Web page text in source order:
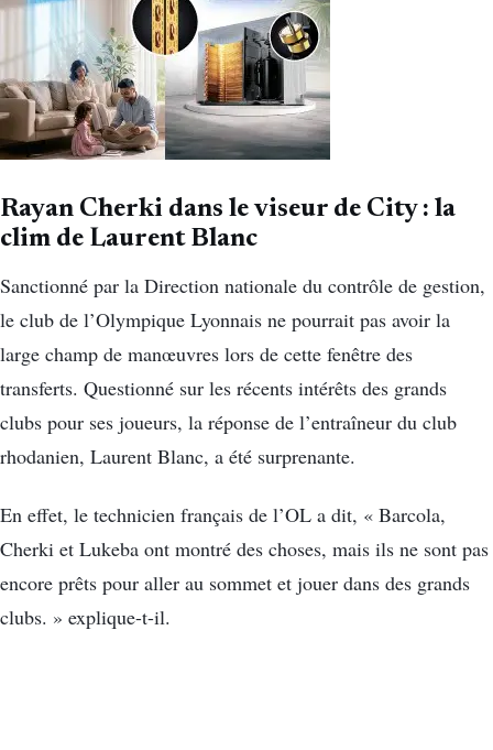
Rayan Cherki dans le viseur de City : la
clim de Laurent Blanc
Sanctionné par la Direction nationale du contrôle de gestion,
le club de l’Olympique Lyonnais ne pourrait pas avoir la
large champ de manœuvres lors de cette fenêtre des
transferts. Questionné sur les récents intérêts des grands
clubs pour ses joueurs, la réponse de l’entraîneur du club
rhodanien, Laurent Blanc, a été surprenante.
En effet, le technicien français de l’OL a dit, « Barcola,
Cherki et Lukeba ont montré des choses, mais ils ne sont pas
encore prêts pour aller au sommet et jouer dans des grands
clubs. » explique-t-il.